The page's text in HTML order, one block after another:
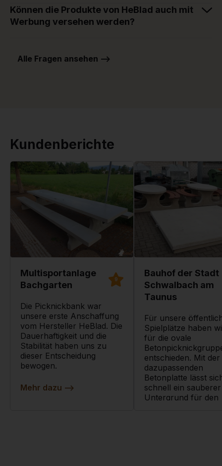
Können die Produkte von HeBlad auch mit
Werbung versehen werden?
Alle Fragen ansehen -->
Kundenberichte
Multisportanlage
Bachgarten
9
Die Picknickbank war
unsere erste Anschaffung
vom Hersteller HeBlad. Die
Dauerhaftigkeit und die
Stabilität haben uns zu
dieser Entscheidung
bewogen.
Mehr dazu -->
Bauhof der Stadt
Schwalbach am
Taunus
Für unsere
Spielplätze haben
für die ovale
entschieden. Mit der
dazupassenden
Betonplatte lässt
schnell ein sauberer
Untergrund für den